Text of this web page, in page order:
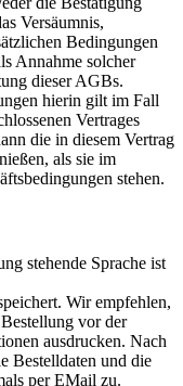
Versäumnis,
Bedingungen
Annahme solcher
dieser AGBs.
hierin gilt im Fall
Vertrages
die in diesem Vertrag
als sie im
stehen.
stehende Sprache ist
Wir empfehlen,
vor der
ausdrucken. Nach
Bestelldaten und die
per EMail zu.